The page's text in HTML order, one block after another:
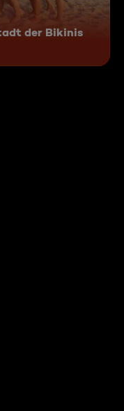
der Bikinis